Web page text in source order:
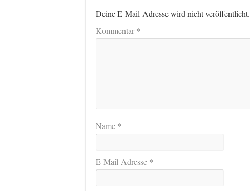
Deine E-Mail-Adresse wird nicht veröffentlicht.
Kommentar*
Name *
E-Mail-Adresse *